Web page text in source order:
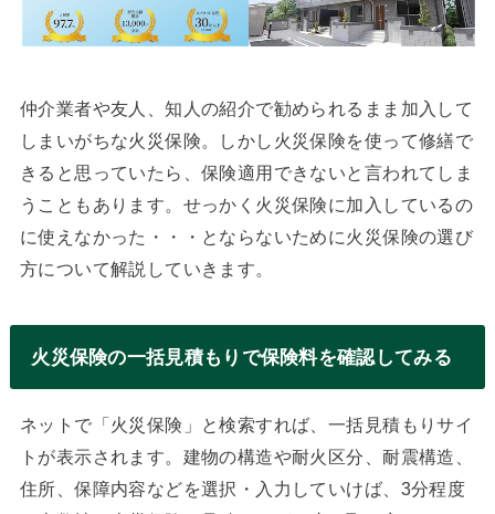
仲介業者や友人、知人の紹介で勧められるまま加入して
しまいがちな火災保険。しかし火災保険を使って修繕で
きると思っていたら、保険適用できないと言われてしま
うこともあります。せっかく火災保険に加入しているの
に使えなかった・・・とならないために火災保険の選び
方について解説していきます。
火災保険の一括見積もりで保険料を確認してみる
ネットで「火災保険」と検索すれば、一括見積もりサイ
トが表示されます。建物の構造や耐火区分、耐震構造、
住所、保障内容などを選択・入力していけば、3分程度